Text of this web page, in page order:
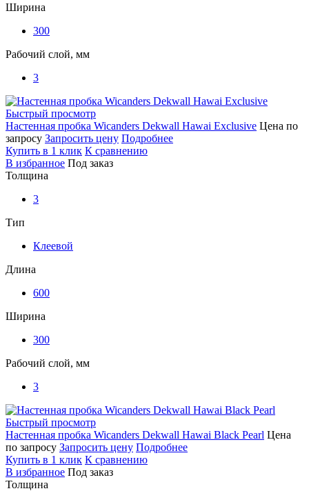
Ширина
300
Рабочий слой, мм
3
Быстрый просмотр
Настенная пробка Wicanders Dekwall Hawai Exclusive Цена по
запросу Запросить цену Подробнее
Купить в 1 клик К сравнению
В избранное Под заказ
Толщина
3
Тип
Клеевой
Длина
600
Ширина
300
Рабочий слой, мм
3
Быстрый просмотр
Настенная пробка Wicanders Dekwall Hawai Black Pearl Цена
по запросу Запросить цену Подробнее
Купить в 1 клик К сравнению
В избранное Под заказ
Толщина